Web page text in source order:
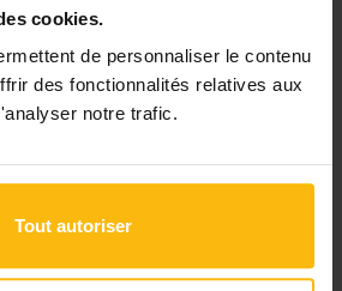
cookies.
de personnaliser le contenu
des fonctionnalités relatives aux
notre trafic.
Tout autoriser
partiel # Marketing / Communication / RP
25/06/26
Psychologue Arlon
Description de la fonction : -
justiciables - Psychothérapie